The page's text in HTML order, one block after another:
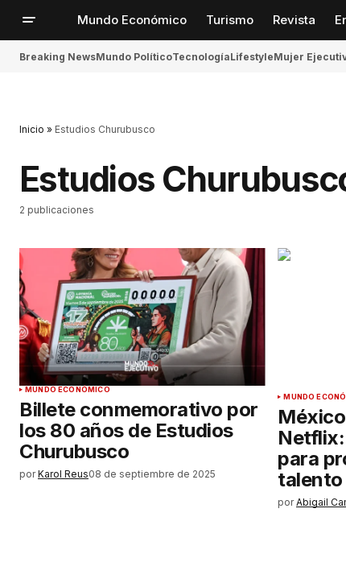
Mundo Económico Turismo Revista
Breaking NewsMundo PolíticoTecnologíaLifestyleMujer
Inicio » Estudios Churubusco
Estudios
2 publicaciones
MUNDO ECONÓMICO
Billete conmemorativo por
los 80 años de Estudios
Churubusco
por Karol Reus08 de septiembre de 2025
MUNDO
para
talento
por Abigail